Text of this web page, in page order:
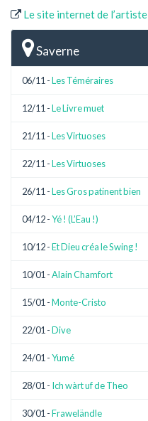
Le site internet de l’artiste
Saverne
06/11 -Les Téméraires
12/11 -Le Livre muet
21/11 -Les Virtuoses
22/11 -Les Virtuoses
26/11 -Les Gros patinent bien
04/12 -Yé ! (L’Eau !)
10/12 -Et Dieu créa le Swing !
10/01 -Alain Chamfort
15/01 -Monte-Cristo
22/01 -Dive
24/01 -Yumé
28/01 - Ich wàrt uf de Theo
30/01 -Fraweländle